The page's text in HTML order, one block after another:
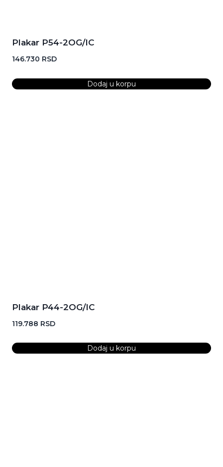
Plakar P54-2OG/IC
146.730 RSD
Dodaj u korpu
Plakar P44-2OG/IC
119.788 RSD
Dodaj u korpu